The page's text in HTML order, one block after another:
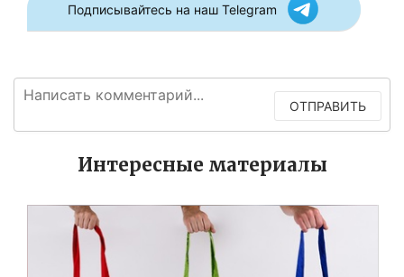
Подписывайтесь на наш Telegram
ОТПРАВИТЬ
Интересные материалы